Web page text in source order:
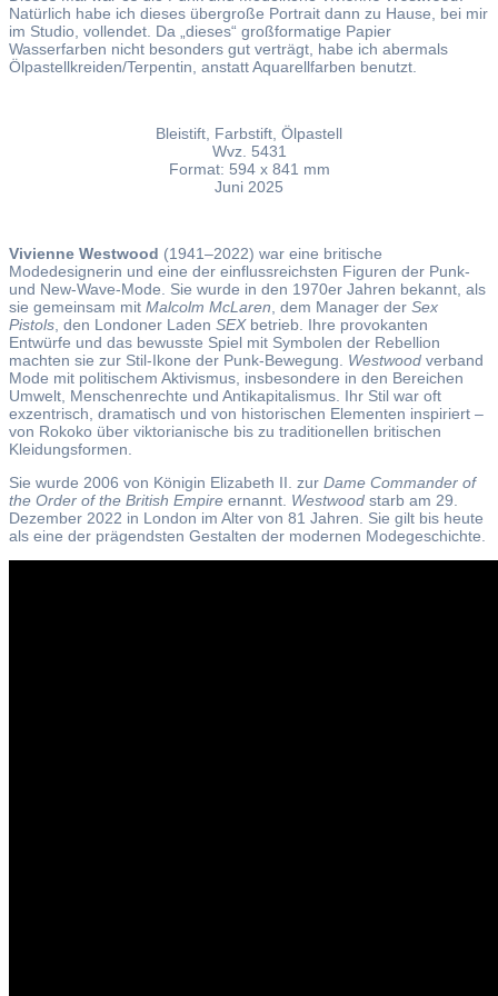
Natürlich habe ich dieses übergroße Portrait dann zu Hause, bei mir
im Studio, vollendet. Da „dieses“ großformatige Papier
Wasserfarben nicht besonders gut verträgt, habe ich abermals
Ölpastellkreiden/Terpentin, anstatt Aquarellfarben benutzt.
Bleistift, Farbstift, Ölpastell
Wvz. 5431
Format: 594 x 841 mm
Juni 2025
Vivienne Westwood (1941–2022) war eine britische
Modedesignerin und eine der einflussreichsten Figuren der Punk-
und New-Wave-Mode. Sie wurde in den 1970er Jahren bekannt, als
sie gemeinsam mit Malcolm McLaren , dem Manager der Sex
Pistols , den Londoner Laden SEXbetrieb. Ihre provokanten
Entwürfe und das bewusste Spiel mit Symbolen der Rebellion
machten sie zur Stil-Ikone der Punk-Bewegung. Westwood verband
Mode mit politischem Aktivismus, insbesondere in den Bereichen
Umwelt, Menschenrechte und Antikapitalismus. Ihr Stil war oft
exzentrisch, dramatisch und von historischen Elementen inspiriert –
von Rokoko über viktorianische bis zu traditionellen britischen
Kleidungsformen.
Sie wurde 2006 von Königin Elizabeth II. zur Dame Commander of
the Order of the British Empire ernannt. Westwood starb am 29.
Dezember 2022 in London im Alter von 81 Jahren. Sie gilt bis heute
als eine der prägendsten Gestalten der modernen Modegeschichte.